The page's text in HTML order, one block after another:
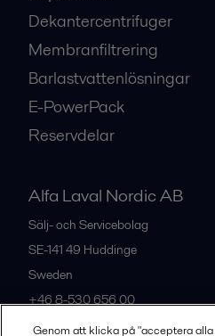
Dekantercentrifuger
Membranfiltrering
Barlastvattenlösningar
E-PowerPack
Reservdelar
Alfa Laval Nordic AB
Sälj- och Servicebolag
SE-141 49 Huddinge
Sweden
+46 8-530 656 00
Genom att klicka på "acceptera